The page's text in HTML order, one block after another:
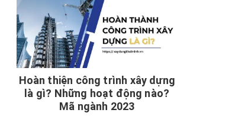
Hoàn thiện công trình xây dựng
là gì? Những hoạt động nào?
Mã ngành 2023